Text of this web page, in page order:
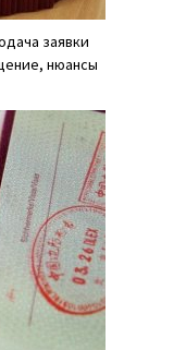
заявки
нюансы